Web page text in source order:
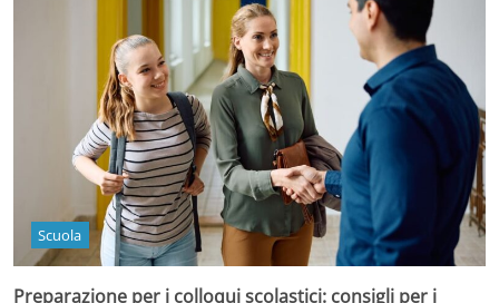
Scuola
Preparazione per i colloqui scolastici: consigli per i